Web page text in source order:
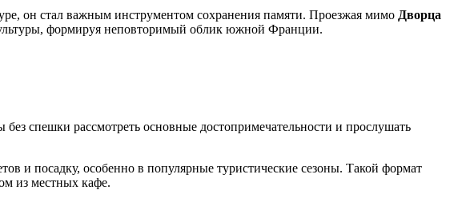
он стал важным инструментом сохранения памяти. Проезжая мимо Дворца
формируя неповторимый облик южной Франции.
без спешки рассмотреть основные достопримечательности и прослушать
и посадку, особенно в популярные туристические сезоны. Такой формат
из местных кафе.